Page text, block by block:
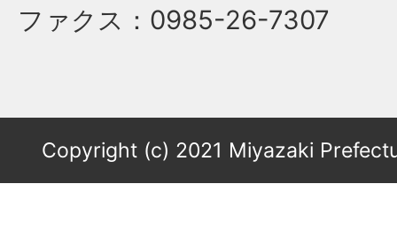
ファクス ：0985-26-7307
Copyright (c) 2021 Miyazaki